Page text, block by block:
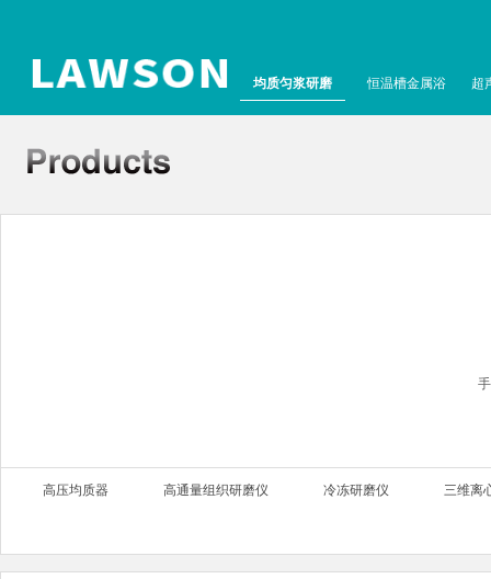
均质匀浆研磨 恒温槽金属浴 超
高压均质器 高通量组织研磨仪 冷冻研磨仪 三维离